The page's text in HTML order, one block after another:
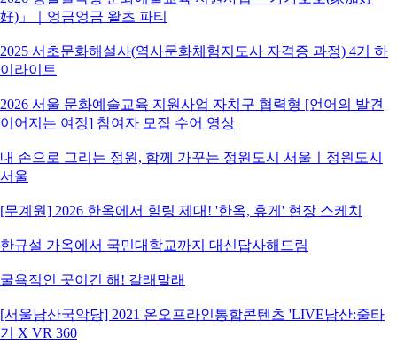
好)」｜엉금엉금 왈츠 파티
2025 서초문화해설사(역사문화체험지도사 자격증 과정) 4기 하
이라이트
2026 서울 문화예술교육 지원사업 자치구 협력형 [언어의 발견
이어지는 여정] 참여자 모집 수어 영상
내 손으로 그리는 정원, 함께 가꾸는 정원도시 서울ㅣ정원도시
서울
[무계원] 2026 한옥에서 힐링 제대! '한옥, 휴게' 현장 스케치
한규설 가옥에서 국민대학교까지 대신답사해드림
굴욕적인 곳이긴 해! 갈래말래
[서울남산국악당] 2021 온오프라인통합콘텐츠 'LIVE남산:줄타
기 X VR 360